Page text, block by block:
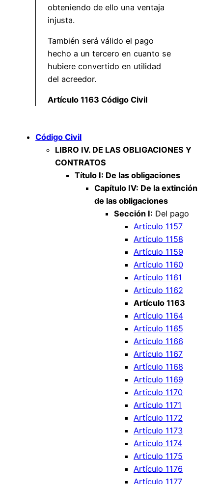
obteniendo de ello una ventaja
injusta.
También será válido el pago
hecho a un tercero en cuanto se
hubiere convertido en utilidad
del acreedor.
Artículo 1163 Código Civil
Código Civil
LIBRO IV. DE LAS OBLIGACIONES Y
CONTRATOS
Título I: De las obligaciones
Capítulo IV: De la extinción
de las obligaciones
Sección I: Del pago
Artículo 1157
Artículo 1158
Artículo 1159
Artículo 1160
Artículo 1161
Artículo 1162
Artículo 1163
Artículo 1164
Artículo 1165
Artículo 1166
Artículo 1167
Artículo 1168
Artículo 1169
Artículo 1170
Artículo 1171
Artículo 1172
Artículo 1173
Artículo 1174
Artículo 1175
Artículo 1176
Artículo 1177